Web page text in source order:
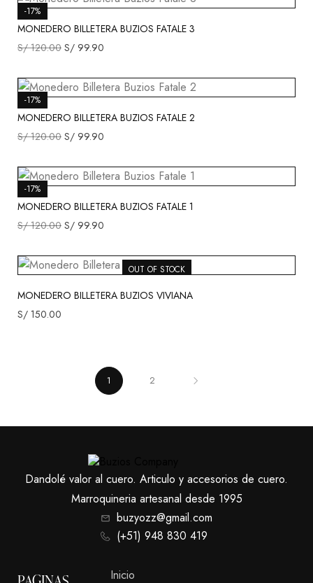
-17%
MONEDERO BILLETERA BUZIOS FATALE 3
S/120.00 S/ 99.90
-17%
MONEDERO BILLETERA BUZIOS FATALE 2
S/120.00 S/ 99.90
-17%
MONEDERO BILLETERA BUZIOS FATALE 1
S/120.00 S/ 99.90
OUT OF STOCK
MONEDERO BILLETERA BUZIOS VIVIANA
S/ 150.00
1 2
Dandolé valor al cuero. Articulo y accesorios de cuero.
Marroquineria artesanal desde 1995
buzyozz@gmail.com
(+51) 948 830 419
Inicio